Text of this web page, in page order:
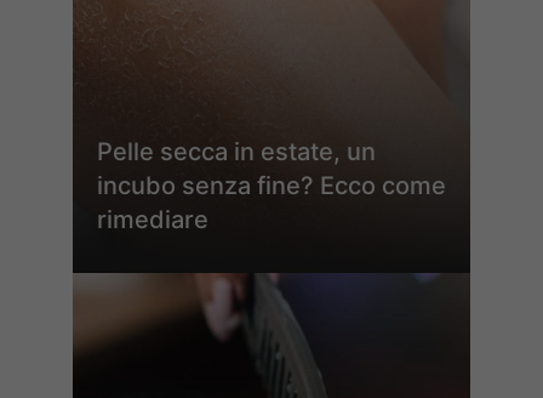
Pelle secca in estate, un
incubo senza fine? Ecco come
rimediare